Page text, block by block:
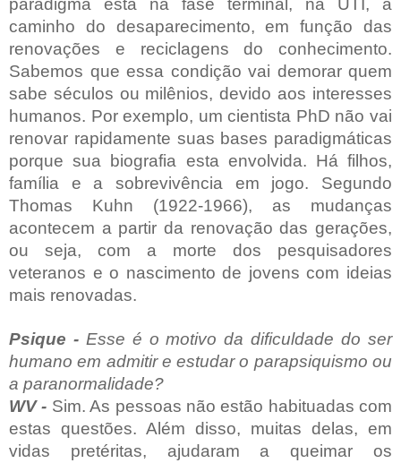
paradigma esta na fase terminal, na UTI, a
caminho do desaparecimento, em função das
renovações e reciclagens do conhecimento.
Sabemos que essa condição vai demorar quem
sabe séculos ou milênios, devido aos interesses
humanos. Por exemplo, um cientista PhD não vai
renovar rapidamente suas bases paradigmáticas
porque sua biografia esta envolvida. Há filhos,
família e a sobrevivência em jogo. Segundo
Thomas Kuhn (1922-1966), as mudanças
acontecem a partir da renovação das gerações,
ou seja, com a morte dos pesquisadores
veteranos e o nascimento de jovens com ideias
mais renovadas.
Psique - Esse é o motivo da dificuldade do ser
humano em admitir e estudar o parapsiquismo ou
a paranormalidade?
WV - Sim. As pessoas não estão habituadas com
estas questões. Além disso, muitas delas, em
vidas pretéritas, ajudaram a queimar os